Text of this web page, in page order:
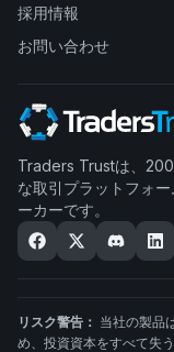
採用情報
お問い合わせ
Traders Trustは、
な取引プラットフォ
ーカーです。
リスク警告： 当社の製品
め、投資資本をすべて失